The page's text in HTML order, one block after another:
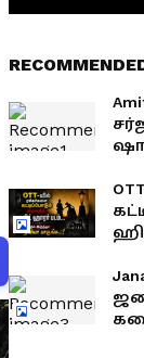
ஹிட் ஹாரர்